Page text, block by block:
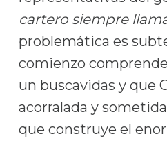
cartero siempre
problemática es
comienzo
un buscavidas y que
acorralada y
que construye el